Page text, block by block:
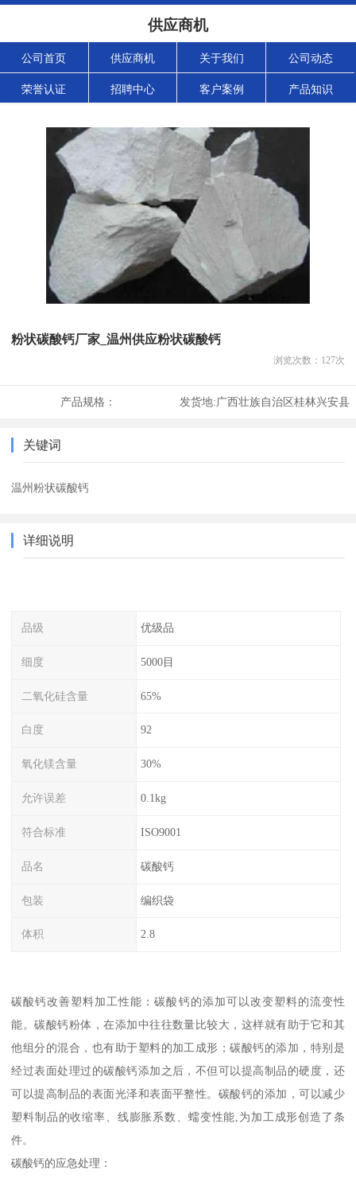
供应商机
公司首页 供应商机 关于我们 公司动态
荣誉认证 招聘中心 客户案例 产品知识
粉状碳酸钙厂家_温州供应粉状碳酸钙
浏览次数： 127次
产品规格： 发货地:广西壮族自治区桂林兴安县
关键词
温州粉状碳酸钙
详细说明
品级 优级品
细度 5000目
二氧化硅含量 65%
白度 92
氧化镁含量 30%
允许误差 0.1kg
符合标准 ISO9001
品名 碳酸钙
包装 编织袋
体积 2.8
碳酸钙改善塑料加工性能：碳酸钙的添加可以改变塑料的流变性
能。碳酸钙粉体，在添加中往往数量比较大，这样就有助于它和其
他组分的混合，也有助于塑料的加工成形；碳酸钙的添加，特别是
经过表面处理过的碳酸钙添加之后，不但可以提高制品的硬度，还
可以提高制品的表面光泽和表面平整性。碳酸钙的添加，可以减少
塑料制品的收缩率、线膨胀系数、蠕变性能,为加工成形创造了条
件。
碳酸钙的应急处理：